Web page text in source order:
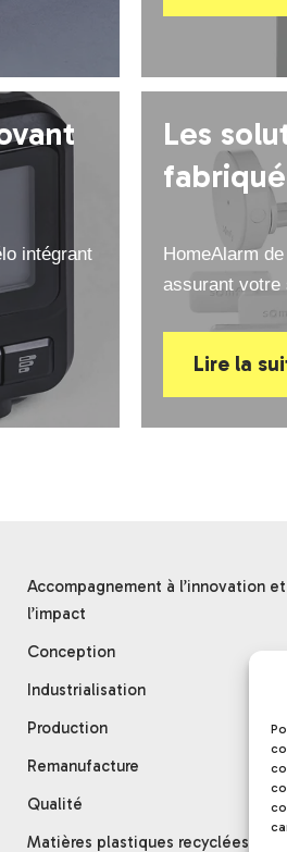
intégrant
Les
HomeAlarm
assurant votre
Lire la
Accompagnement à l’innovation
l’impact
Conception
Industrialisation
Production
Remanufacture
Qualité
Matières plastiques recyclées